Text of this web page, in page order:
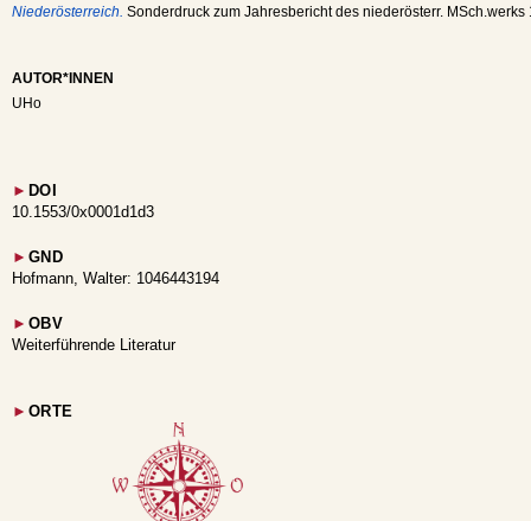
Niederösterreich. Sonderdruck zum Jahresbericht des niederösterr. MSch.werks
AUTOR*INNEN
UHo
► DOI
10.1553/0x0001d1d3
► GND
Hofmann, Walter: 1046443194
► OBV
Weiterführende Literatur
► ORTE